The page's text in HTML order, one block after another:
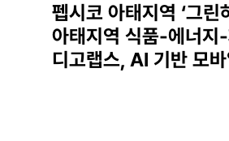
펩시코 아태지역 ‘그
아태지역 식품-에너지
디고랩스, AI 기반 모